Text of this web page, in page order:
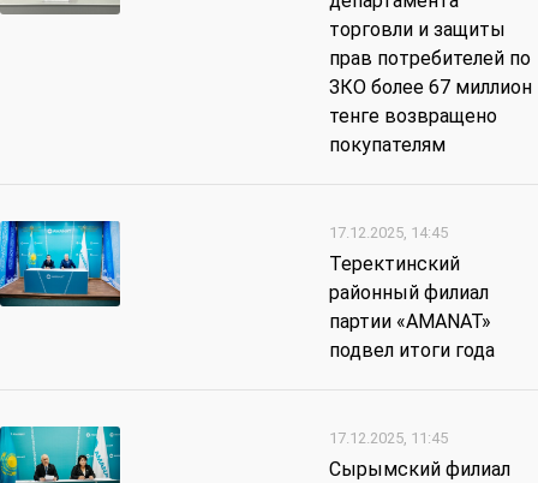
торговли и защиты
прав потребителей по
ЗКО более 67 миллион
тенге возвращено
покупателям
17.12.2025, 14:45
Теректинский
районный филиал
партии «AMANAT»
подвел итоги года
17.12.2025, 11:45
Сырымский филиал